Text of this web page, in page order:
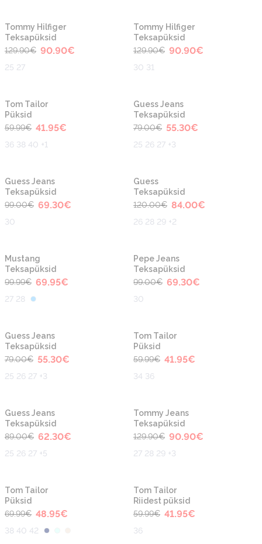
-30%
Tommy Hilfiger
Teksapüksid
129.90€ 90.90€
25 27
-30%
Tommy Hilfiger
Teksapüksid
129.90€ 90.90€
30 31
-30%
Tom Tailor
Püksid
59.99€ 41.95€
36 38 40 +1
-30%
Guess Jeans
Teksapüksid
79.00€ 55.30€
25 26 27 +3
-30%
Guess Jeans
Teksapüksid
99.00€ 69.30€
30
Guess
Teksapüksid
120.00€ 84.00€
26 28 29 +2
-30%
Mustang
Teksapüksid
99.99€ 69.95€
27 28
-30%
Pepe Jeans
Teksapüksid
99.00€ 69.30€
30
-30%
Guess Jeans
Teksapüksid
79.00€ 55.30€
25 26 27 +3
-30%
Tom Tailor
Püksid
59.99€ 41.95€
34 36
-30%
Guess Jeans
Teksapüksid
89.00€ 62.30€
25 26 27 +5
Tommy Jeans
Teksapüksid
129.90€ 90.90€
27 28 29 +3
-30%
Tom Tailor
Püksid
69.99€ 48.95€
38 40 42
-30%
Tom Tailor
Riidest püksid
59.99€ 41.95€
36